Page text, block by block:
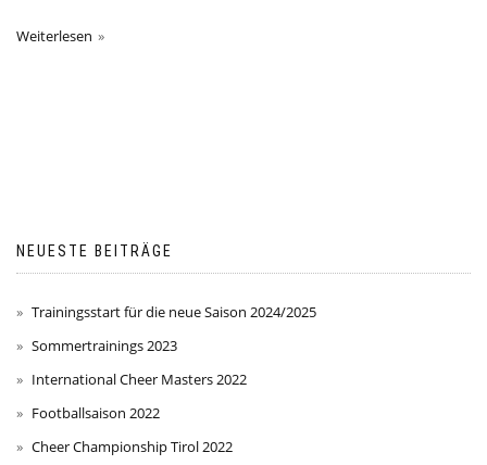
Weiterlesen
NEUESTE BEITRÄGE
Trainingsstart für die neue Saison 2024/2025
Sommertrainings 2023
International Cheer Masters 2022
Footballsaison 2022
Cheer Championship Tirol 2022